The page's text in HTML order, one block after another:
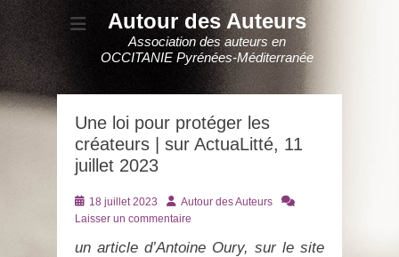
Autour des Auteurs
Association des auteurs en
OCCITANIE Pyrénées-Méditerranée
Une loi pour protéger les
créateurs | sur ActuaLitté, 11
juillet 2023
Posté
le
18 juillet 2023 AuteurAutour des Auteurs
Laisser un commentaire
un article d’Antoine Oury, sur le site